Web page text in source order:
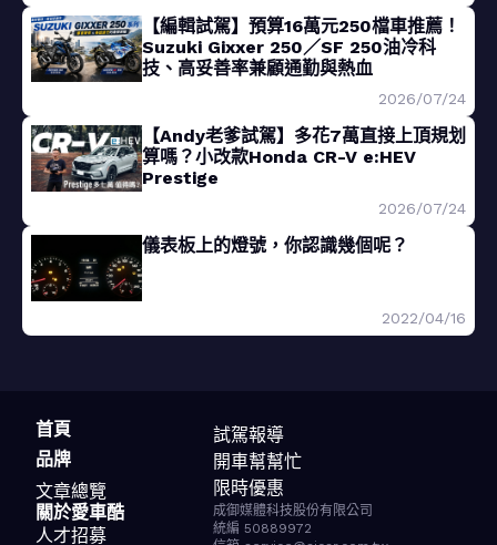
【編輯試駕】預算16萬元250檔車推薦！
Suzuki Gixxer 250／SF 250油冷科
技、高妥善率兼顧通勤與熱血
2026/07/24
【Andy老爹試駕】多花7萬直接上頂規划
算嗎？小改款Honda CR-V e:HEV
Prestige
2026/07/24
儀表板上的燈號，你認識幾個呢？
2022/04/16
首頁
品牌
文章總覽
試駕報導
開車幫幫忙
限時優惠
關於愛車酷
人才招募
成御媒體科技股份有限公司
統編 50889972